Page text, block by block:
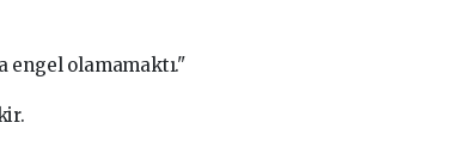
engel olamamaktı."